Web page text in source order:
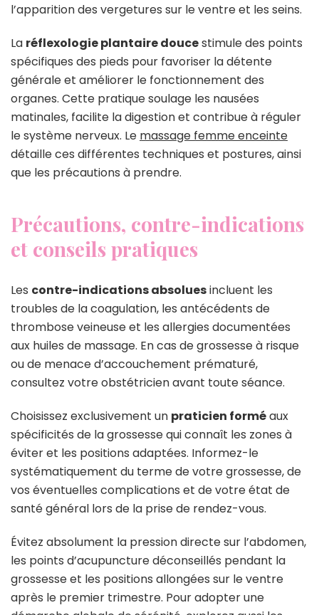
l’apparition des vergetures sur le ventre et les seins.
La réflexologie plantaire doucestimule des points
spécifiques des pieds pour favoriser la détente
générale et améliorer le fonctionnement des
organes. Cette pratique soulage les nausées
matinales, facilite la digestion et contribue à réguler
le système nerveux. Le massage femme enceinte
détaille ces différentes techniques et postures, ainsi
que les précautions à prendre.
Précautions, contre-indications
et conseils pratiques
Les contre-indications absoluesincluent les
troubles de la coagulation, les antécédents de
thrombose veineuse et les allergies documentées
aux huiles de massage. En cas de grossesse à risque
ou de menace d’accouchement prématuré,
consultez votre obstétricien avant toute séance.
Choisissez exclusivement un praticien forméaux
spécificités de la grossesse qui connaît les zones à
éviter et les positions adaptées. Informez-le
systématiquement du terme de votre grossesse, de
vos éventuelles complications et de votre état de
santé général lors de la prise de rendez-vous.
Évitez absolument la pression directe sur l’abdomen,
les points d’acupuncture déconseillés pendant la
grossesse et les positions allongées sur le ventre
après le premier trimestre. Pour adopter une